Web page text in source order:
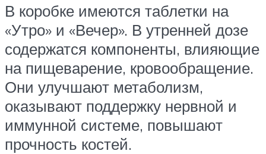
В коробке имеются таблетки на
«Утро» и «Вечер». В утренней дозе
содержатся компоненты, влияющие
на пищеварение, кровообращение.
Они улучшают метаболизм,
оказывают поддержку нервной и
иммунной системе, повышают
прочность костей.